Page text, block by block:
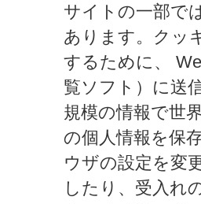
サイトの一部で
あります。クッ
するために、
覧ソフト）に送
規模の情報で世
の個人情報を保
ウザの設定を変
したり、受入れ